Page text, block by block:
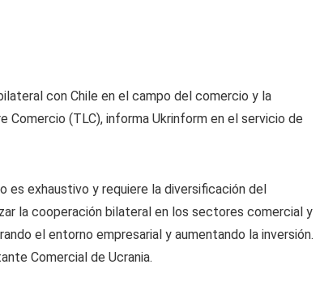
con Chile en el campo del comercio y la
(TLC), informa Ukrinform en el servicio de
es exhaustivo y requiere la diversificación del
la cooperación bilateral en los sectores comercial y
el entorno empresarial y aumentando la inversión.
Comercial de Ucrania.